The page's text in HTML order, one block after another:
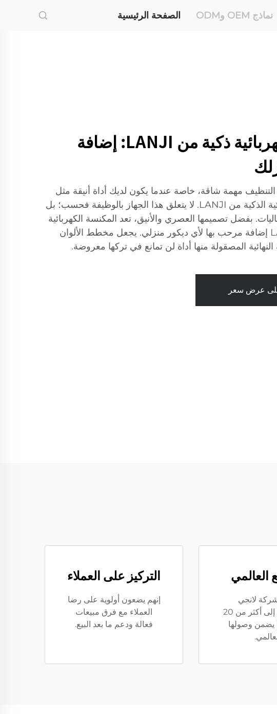
الصفحة الرئيسية نماذج OEM وODM
مكنسة كهربائية ذكية من LANJI: إضافة
مهمة شاقة، خاصة عندما يكون لديك أداة أنيقة مثل
المكنسة الكهربائية الذكية من LANJI. لا يتعلق هذا الجهاز بالوظيفة فحسب؛ بل
بفضل تصميمها العصري والأنيق، تعد المكنسة الكهربائية
الذكية من LANJI إضافة مرحب بها لأي ديكور منزلي. يجعل مخطط الألوان
المصقولة منها أداة لن تمانع في تركها معروضة.
عرض سعر
العالمي
لانجي
للتكنولوجيا إلى أكثر من 20
يضمن وصولها
التركيز على العملاء
إنهم يضعون أولوية على رضا
العملاء مع فرق مبيعات
فعالة ودعم ما بعد البيع.